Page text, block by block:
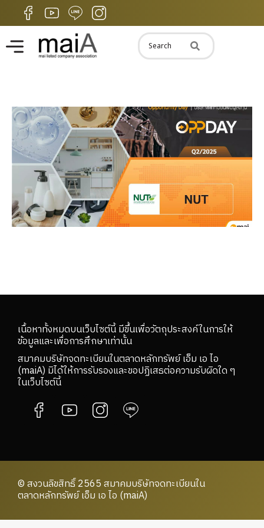
เนื้อหาทั้งหมดบนเว็บไซต์นี้ มีขึ้นเพื่อวัตถุประสงค์ในการให้
ข้อมูลและเพื่อการศึกษาเท่านั้น
สมาคมบริษัทจดทะเบียนในตลาดหลักทรัพย์ เอ็ม เอ ไอ
(maiA) มิได้ให้การรับรองและขอปฏิเสธต่อความรับผิดใด ๆ
ในเว็บไซต์นี้
© สงวนลิขสิทธิ์ 2565 สมาคมบริษัทจดทะเบียนใน
ตลาดหลักทรัพย์ เอ็ม เอ ไอ (maiA)